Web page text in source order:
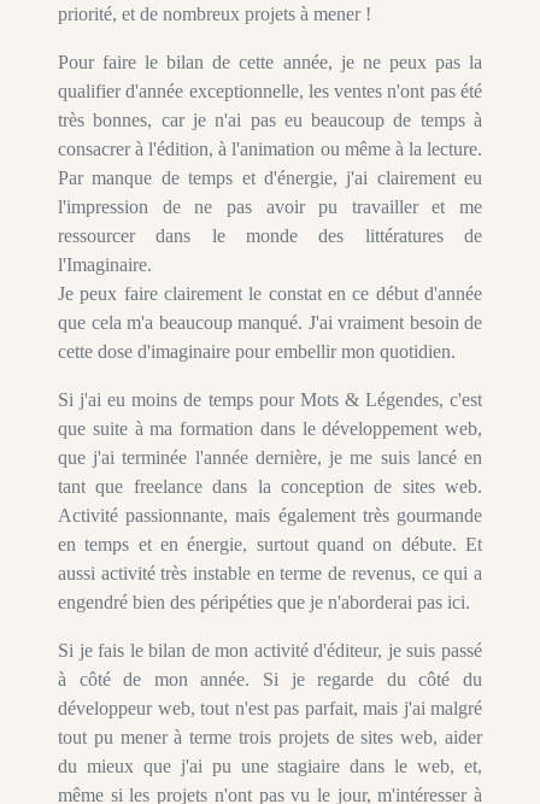
priorité, et de nombreux projets à mener !
Pour faire le bilan de cette année, je ne peux pas la
qualifier d'année exceptionnelle, les ventes n'ont pas été
très bonnes, car je n'ai pas eu beaucoup de temps à
consacrer à l'édition, à l'animation ou même à la lecture.
Par manque de temps et d'énergie, j'ai clairement eu
l'impression de ne pas avoir pu travailler et me
ressourcer dans le monde des littératures de
l'Imaginaire.
Je peux faire clairement le constat en ce début d'année
que cela m'a beaucoup manqué. J'ai vraiment besoin de
cette dose d'imaginaire pour embellir mon quotidien.
Si j'ai eu moins de temps pour Mots & Légendes, c'est
que suite à ma formation dans le développement web,
que j'ai terminée l'année dernière, je me suis lancé en
tant que freelance dans la conception de sites web.
Activité passionnante, mais également très gourmande
en temps et en énergie, surtout quand on débute. Et
aussi activité très instable en terme de revenus, ce qui a
engendré bien des péripéties que je n'aborderai pas ici.
Si je fais le bilan de mon activité d'éditeur, je suis passé
à côté de mon année. Si je regarde du côté du
développeur web, tout n'est pas parfait, mais j'ai malgré
tout pu mener à terme trois projets de sites web, aider
du mieux que j'ai pu une stagiaire dans le web, et,
même si les projets n'ont pas vu le jour, m'intéresser à